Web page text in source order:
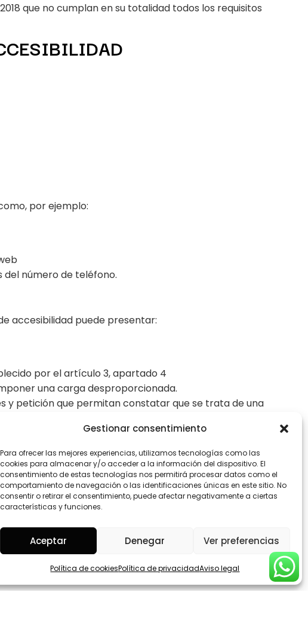
Gestionar consentimiento
Para ofrecer las mejores experiencias, utilizamos tecnologías como las
cookies para almacenar y/o acceder a la información del dispositivo. El
consentimiento de estas tecnologías nos permitirá procesar datos como el
comportamiento de navegación o las identificaciones únicas en este sitio. No
consentir o retirar el consentimiento, puede afectar negativamente a ciertas
características y funciones.
Aceptar Denegar Ver preferencias
Política de cookiesPolítica de privacidadAviso legal
que no cumplan en su totalidad todos los requisitos
por ejemplo:
del número de teléfono.
accesibilidad puede presentar:
por el artículo 3, apartado 4
una carga desproporcionada.
y petición que permitan constatar que se trata de una
(https://sede.red.gob.es/procedimientos/quejas-
se estuviera de acuerdo con la decisión adoptada, o
interesada podrá iniciar una reclamación.
formulario de contacto de este sitio web